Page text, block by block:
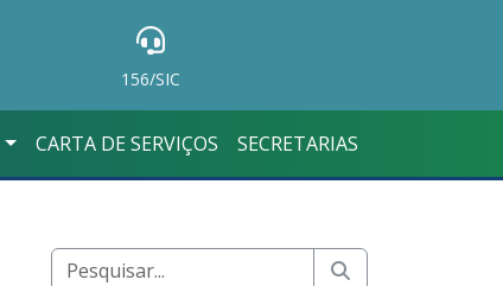
156/SIC
CARTA DE SERVIÇOS SECRETARIAS